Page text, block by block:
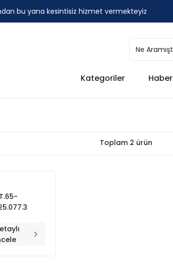
bu yana kesintisiz hizmet vermekteyiz
Kategoriler Haber
Toplam 2 ürün